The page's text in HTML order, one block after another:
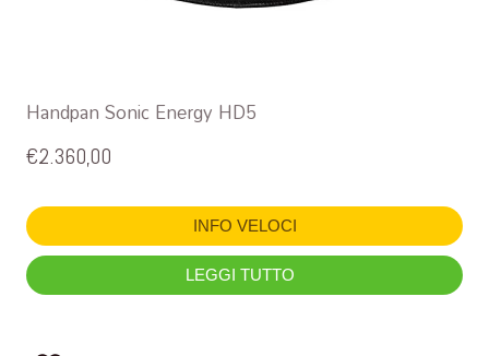
Handpan Sonic Energy HD5
€2.360,00
INFO VELOCI
LEGGI TUTTO